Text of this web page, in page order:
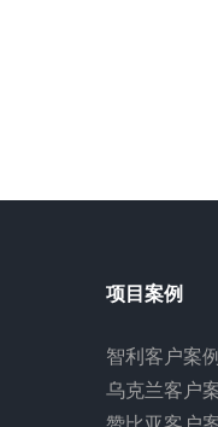
项目案例
智利客户案